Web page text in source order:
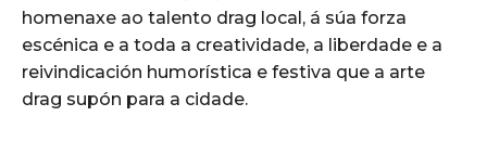
homenaxe ao talento drag local, á súa forza
escénica e a toda a creatividade, a liberdade e a
reivindicación humorística e festiva que a arte
drag supón para a cidade.